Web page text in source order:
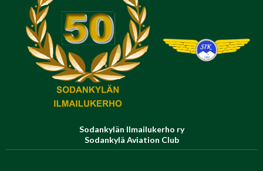
Sodankylän Ilmailukerho ry
Sodankylä Aviation Club